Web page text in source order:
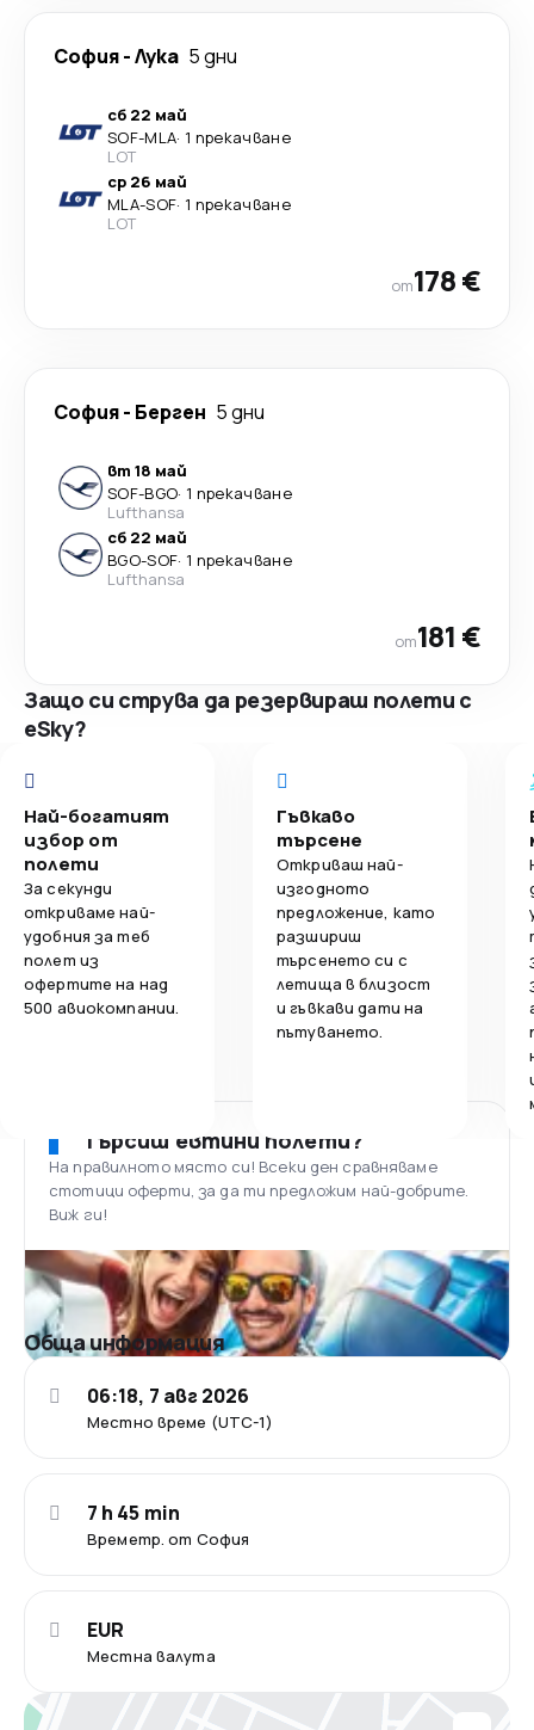
София-Лука 5 дни
сб 22 май
SOF-MLA· 1 прекачване
LOT
ср 26 май
MLA-SOF· 1 прекачване
LOT
от178 €
София- Берген 5 дни
вт 18 май
SOF-BGO· 1 прекачване
Lufthansa
сб 22 май
BGO-SOF· 1 прекачване
Lufthansa
от181 €
Защо си струва да резервираш полети с
eSky?
Най-богатият
избор от
полети
За секунди
откриваме най-
удобния за теб
полет из
офертите на над
500 авиокомпании.
Гъвкаво
търсене
Откриваш най-
изгодното
предложение, като
разшириш
търсенето си с
летища в близост
и гъвкави дати на
пътуването.
Търсиш евтини полети?
На правилното място си! Всеки ден сравняваме
стотици оферти, за да ти предложим най-добрите.
Виж ги!
Обща информация
Местно време (UTC-1)
06:18, 7 авг 2026
Времетр. от София
7 h 45 min
Местна валута
EUR